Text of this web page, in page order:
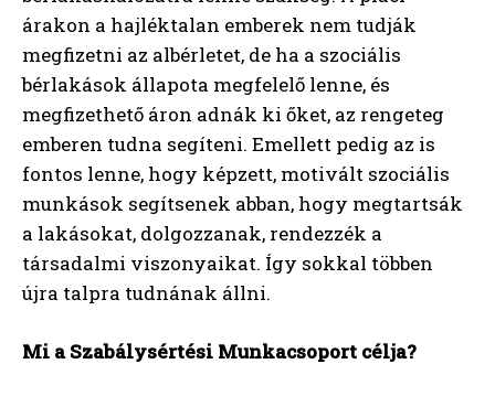
árakon a hajléktalan emberek nem tudják
megfizetni az albérletet, de ha a szociális
bérlakások állapota megfelelő lenne, és
megfizethető áron adnák ki őket, az rengeteg
emberen tudna segíteni. Emellett pedig az is
fontos lenne, hogy képzett, motivált szociális
munkások segítsenek abban, hogy megtartsák
a lakásokat, dolgozzanak, rendezzék a
társadalmi viszonyaikat. Így sokkal többen
újra talpra tudnának állni.
Mi a Szabálysértési Munkacsoport célja?